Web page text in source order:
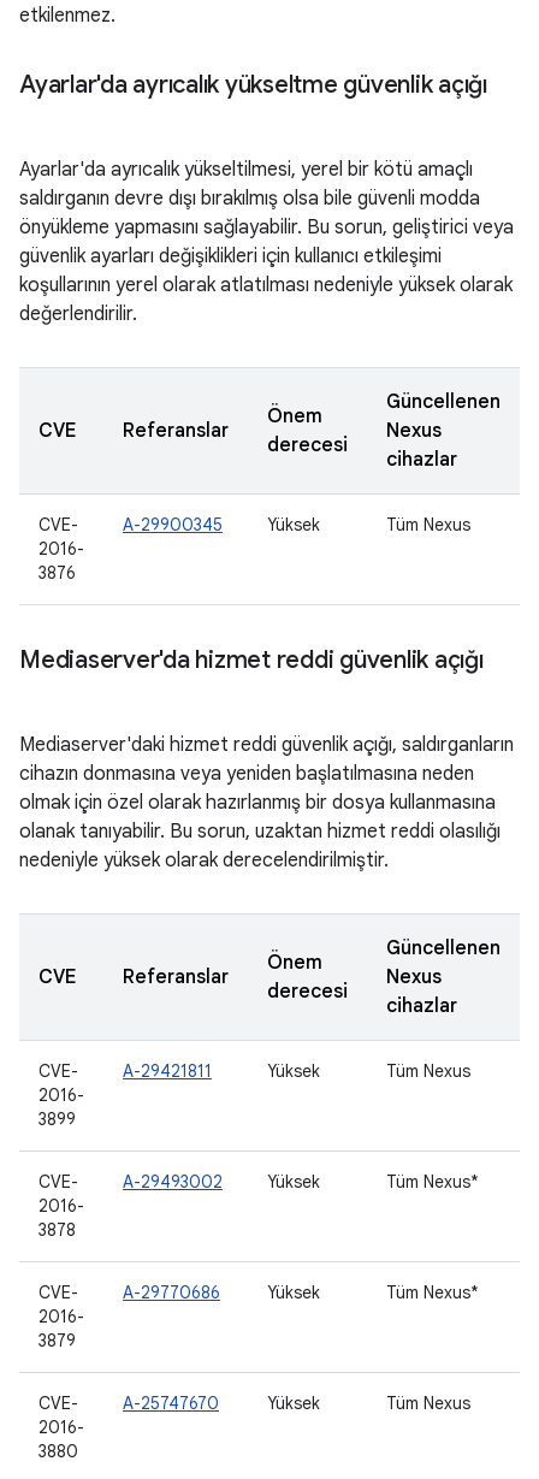
etkilenmez.
Ayarlar'da ayrıcalık yükseltme güvenlik açığı
Ayarlar'da ayrıcalık yükseltilmesi, yerel bir kötü amaçlı
saldırganın devre dışı bırakılmış olsa bile güvenli modda
önyükleme yapmasını sağlayabilir. Bu sorun, geliştirici veya
güvenlik ayarları değişiklikleri için kullanıcı etkileşimi
koşullarının yerel olarak atlatılması nedeniyle yüksek olarak
değerlendirilir.
CVE Referanslar
Önem
derecesi
Güncellenen
Nexus
cihazlar
CVE-
2016-
3876
A-29900345 Yüksek Tüm Nexus
Mediaserver'da hizmet reddi güvenlik açığı
Mediaserver'daki hizmet reddi güvenlik açığı, saldırganların
cihazın donmasına veya yeniden başlatılmasına neden
olmak için özel olarak hazırlanmış bir dosya kullanmasına
olanak tanıyabilir. Bu sorun, uzaktan hizmet reddi olasılığı
nedeniyle yüksek olarak derecelendirilmiştir.
CVE Referanslar
Önem
derecesi
Güncellenen
Nexus
cihazlar
CVE-
2016-
3899
A-29421811 Yüksek Tüm Nexus
CVE-
2016-
3878
A-29493002 Yüksek Tüm Nexus*
CVE-
2016-
3879
A-29770686 Yüksek Tüm Nexus*
CVE-
2016-
3880
A-25747670 Yüksek Tüm Nexus